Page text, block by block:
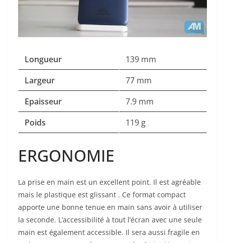
Longueur
139 mm
Largeur
77 mm
Epaisseur
7.9 mm
Poids
119 g
ERGONOMIE
La prise en main est un excellent point. Il est agréable
mais le plastique est glissant . Ce format compact
apporte une bonne tenue en main sans avoir à utiliser
la seconde. L’accessibilité à tout l’écran avec une seule
main est également accessible. Il sera aussi fragile en